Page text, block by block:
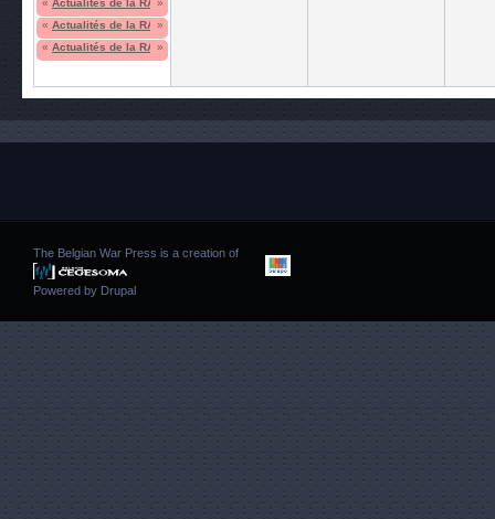
« Actualités de la RAF»
« Actualités de la RAF»
« Actualités de la RAF»
The Belgian War Press is a creation of
Powered by Drupal